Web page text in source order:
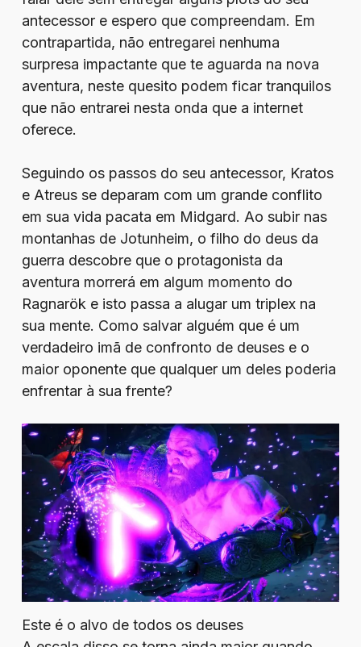
antecessor e espero que compreendam. Em
contrapartida, não entregarei nenhuma
surpresa impactante que te aguarda na nova
aventura, neste quesito podem ficar tranquilos
que não entrarei nesta onda que a internet
oferece.
Seguindo os passos do seu antecessor, Kratos
e Atreus se deparam com um grande conflito
em sua vida pacata em Midgard. Ao subir nas
montanhas de Jotunheim, o filho do deus da
guerra descobre que o protagonista da
aventura morrerá em algum momento do
Ragnarök e isto passa a alugar um triplex na
sua mente. Como salvar alguém que é um
verdadeiro imã de confronto de deuses e o
maior oponente que qualquer um deles poderia
enfrentar à sua frente?
Este é o alvo de todos os deuses